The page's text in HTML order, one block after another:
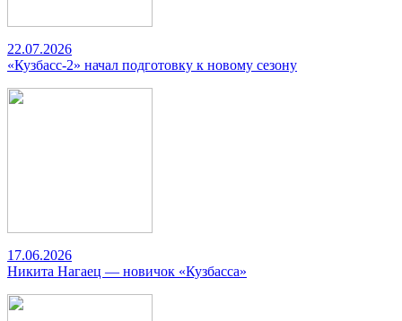
22.07.2026
«Кузбасс-2» начал подготовку к новому сезону
17.06.2026
Никита Нагаец — новичок «Кузбасса»